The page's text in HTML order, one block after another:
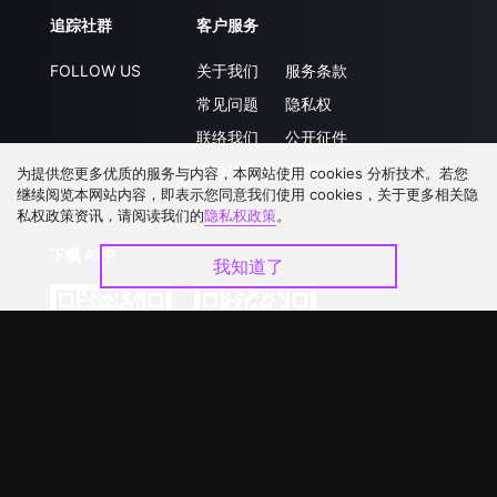
追踪社群
FOLLOW US
客户服务
关于我们
常见问题
联络我们
升级VIP
服务条款
隐私权
公开征件
合作洽談
为提供您更多优质的服务与内容，本网站使用 cookies 分析技术。若您
继续阅览本网站内容，即表示您同意我们使用 cookies，关于更多相关隐
私权政策资讯，请阅读我们的隐私权政策。
我知道了